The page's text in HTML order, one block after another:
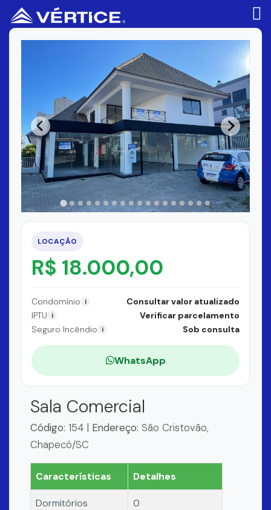
LOCAÇÃO
R$ 18.000,00
Condomínio i
Consultar valor atualizado
IPTU
i
Verificar parcelamento
Seguro Incêndio
i Sob consulta
WhatsApp
Sala Comercial
Código: 154 | Endereço: São Cristovão,
Chapecó/SC
Características Detalhes
Dormitórios 0